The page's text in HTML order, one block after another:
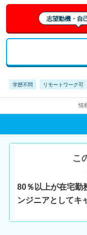
志望動機・自
学歴不問 リモートワーク可
情
こ
80％以上が在宅勤
ンジニアとしてキ